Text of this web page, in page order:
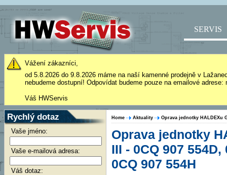
SERVIS
Vážení zákazníci,
od 5.8.2026 do 9.8.2026 máme na naší kamenné prodejně v
nebudeme dostupní! Odpovídat budeme pouze na emailové
Váš HWServis
Rychlý dotaz
Vaše jméno:
Vaše e-mailová adresa:
Váš dotaz:
Home Aktuality Oprava jednotky HALDEXu
Oprava jednotky
III - 0CQ 907 554D,
0CQ 907 554H